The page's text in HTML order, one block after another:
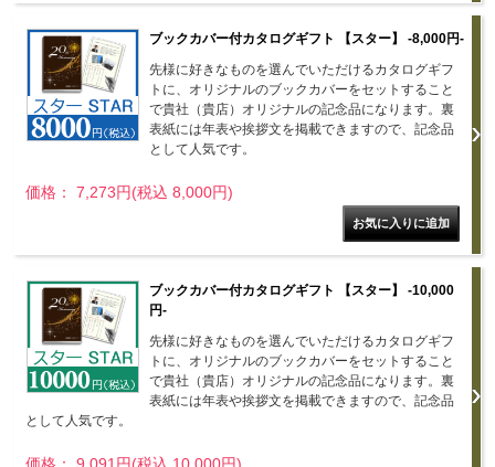
ブックカバー付カタログギフト 【スター】 -8,000円-
先様に好きなものを選んでいただけるカタログギフ
トに、オリジナルのブックカバーをセットすること
で貴社（貴店）オリジナルの記念品になります。裏
表紙には年表や挨拶文を掲載できますので、記念品
として人気です。
価格： 7,273円(税込 8,000円)
ブックカバー付カタログギフト 【スター】 -10,000
円-
先様に好きなものを選んでいただけるカタログギフ
トに、オリジナルのブックカバーをセットすること
で貴社（貴店）オリジナルの記念品になります。裏
表紙には年表や挨拶文を掲載できますので、記念品
として人気です。
価格： 9,091円(税込 10,000円)